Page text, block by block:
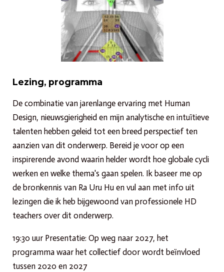
Lezing, programma
De combinatie van jarenlange ervaring met Human
Design, nieuwsgierigheid en mijn analytische en intuïtieve
talenten hebben geleid tot een breed perspectief ten
aanzien van dit onderwerp. Bereid je voor op een
inspirerende avond waarin helder wordt hoe globale cycli
werken en welke thema's gaan spelen. Ik baseer me op
de bronkennis van Ra Uru Hu en vul aan met info uit
lezingen die ik heb bijgewoond van professionele HD
teachers over dit onderwerp.
19:30 uur Presentatie: Op weg naar 2027, het
programma waar het collectief door wordt beïnvloed
tussen 2020 en 2027